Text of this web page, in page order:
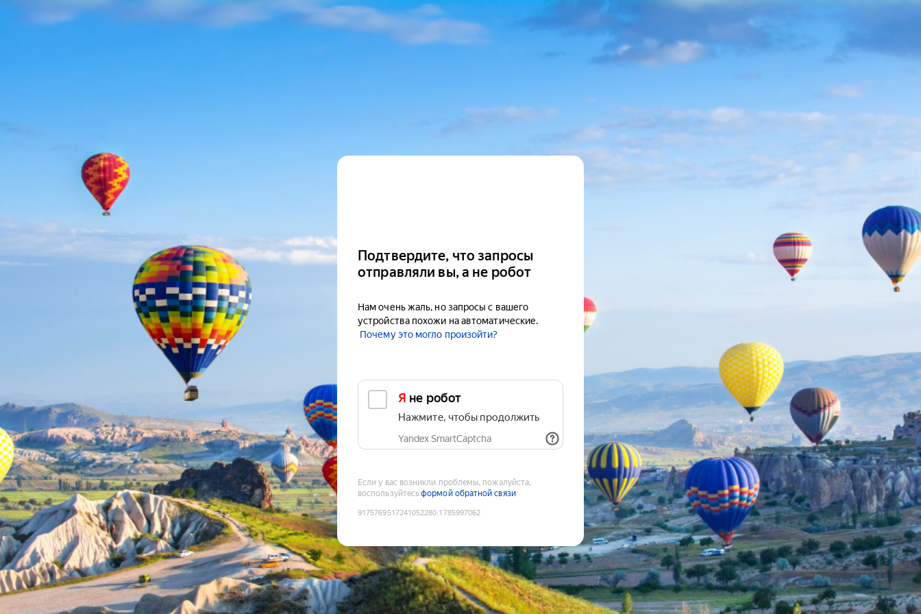
Подтвердите, что запросы
отправляли вы, а не робот
Нам очень жаль, но запросы с вашего
устройства похожи на автоматические.
Почему это могло произойти?
Я не робот
Нажмите, чтобы продолжить
Yandex SmartCaptcha
Если у вас возникли проблемы, пожалуйста,
воспользуйтесьформой обратной связи
9175769517241052280:1785997062